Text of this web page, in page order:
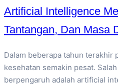
Artificial Intelligence
Tantangan, Dan Masa
Dalam beberapa tahun terakhir
kesehatan semakin pesat.
berpengaruh adalah artificial